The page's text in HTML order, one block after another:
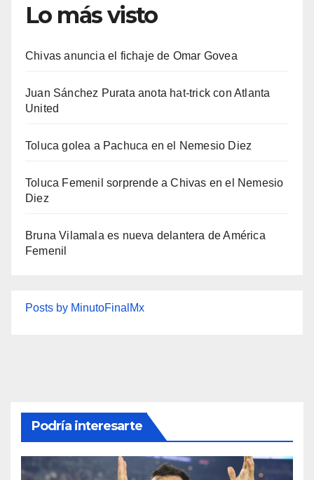
Lo más visto
Chivas anuncia el fichaje de Omar Govea
Juan Sánchez Purata anota hat-trick con Atlanta
United
Toluca golea a Pachuca en el Nemesio Diez
Toluca Femenil sorprende a Chivas en el Nemesio
Diez
Bruna Vilamala es nueva delantera de América
Femenil
Posts by MinutoFinalMx
Podría interesarte